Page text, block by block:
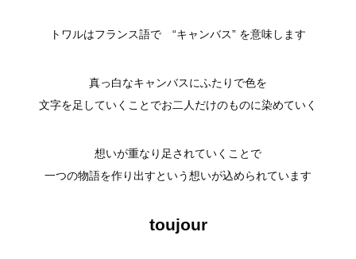
トワルはフランス語で “キャンバス” を意味します
真っ白なキャンバスにふたりで色を
文字を足していくことでお二人だけのものに染めていく
想いが重なり足されていくことで
一つの物語を作り出すという想いが込められています
toujour